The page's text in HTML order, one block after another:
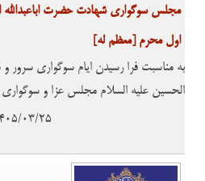
مجلس سوگواری شهادت حضرت اباعبدالله
اول محرم [معظم له]
به مناسبت فرا رسیدن ایام سوگواری سرور و
الحسین علیه السلام مجلس عزا و
03/25